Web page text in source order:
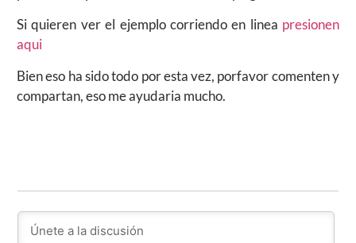
Si quieren ver el ejemplo corriendo en linea presionen
aqui
Bien eso ha sido todo por esta vez, porfavor comenten y
compartan, eso me ayudaria mucho.